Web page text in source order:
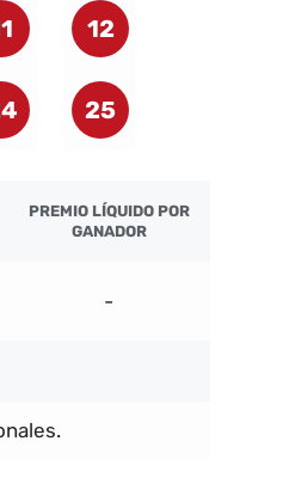
12
25
PREMIO LÍQUIDO POR
GANADOR
-